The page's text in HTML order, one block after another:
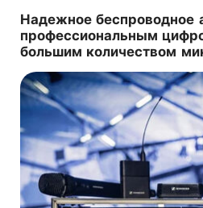
Надежное беспроводное
профессиональным
большим количеством